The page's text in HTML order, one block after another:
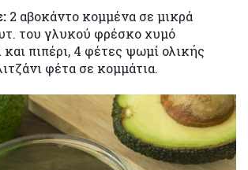
2 αβοκάντο κομμένα σε μικρά
του γλυκού φρέσκο χυμό
και πιπέρι, 4 φέτες ψωμί ολικής
φέτα σε κομμάτια.